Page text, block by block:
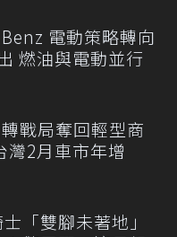
電動策略轉向
燃油與電動並行
戰局奪回輕型商
灣2月車市年增
「雙腳未著地」